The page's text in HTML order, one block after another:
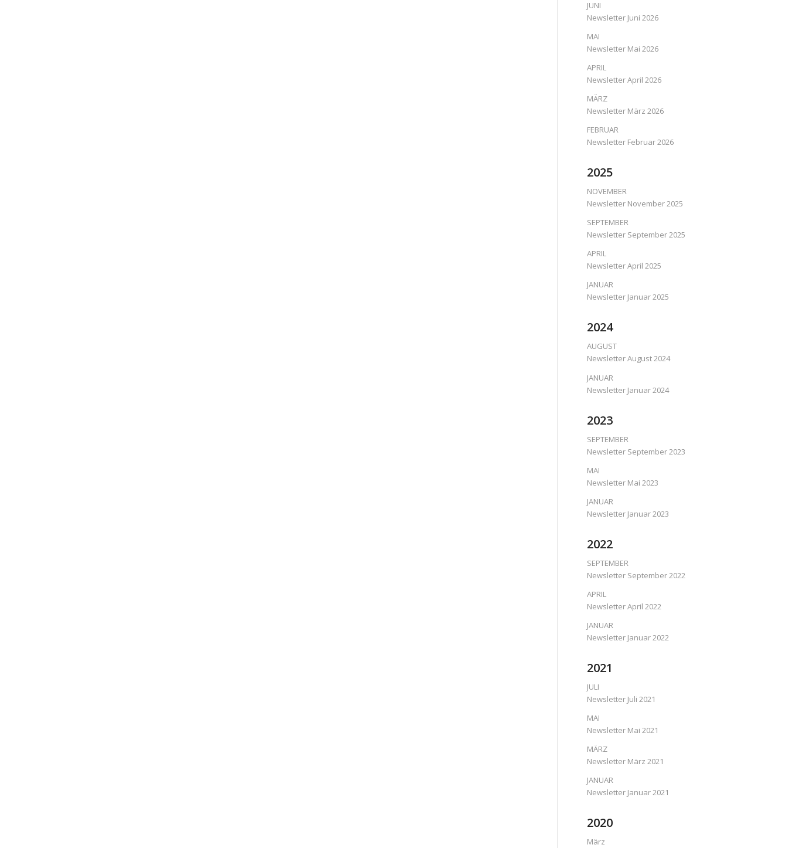
JUNI
Newsletter Juni 2026
MAI
Newsletter Mai 2026
APRIL
Newsletter April 2026
MÄRZ
Newsletter März 2026
FEBRUAR
Newsletter Februar 2026
2025
NOVEMBER
Newsletter November 2025
SEPTEMBER
Newsletter September 2025
APRIL
Newsletter April 2025
JANUAR
Newsletter Januar 2025
2024
AUGUST
Newsletter August 2024
JANUAR
Newsletter Januar 2024
2023
SEPTEMBER
Newsletter September 2023
MAI
Newsletter Mai 2023
JANUAR
Newsletter Januar 2023
2022
SEPTEMBER
Newsletter September 2022
APRIL
Newsletter April 2022
JANUAR
Newsletter Januar 2022
2021
JULI
Newsletter Juli 2021
MAI
Newsletter Mai 2021
MÄRZ
Newsletter März 2021
JANUAR
Newsletter Januar 2021
2020
März